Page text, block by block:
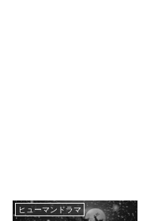
ヒューマンドラマ